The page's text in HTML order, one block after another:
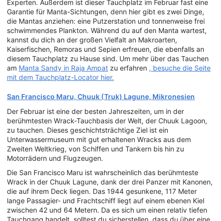
Experten. Außerdem ist dieser Tauchplatz im Februar fast eine
Garantie für Manta-Sichtungen, denn hier gibt es zwei Dinge,
die Mantas anziehen: eine Putzerstation und tonnenweise frei
schwimmendes Plankton. Während du auf den Manta wartest,
kannst du dich an der großen Vielfalt an Makroarten,
Kaiserfischen, Remoras und Sepien erfreuen, die ebenfalls an
diesem Tauchplatz zu Hause sind. Um mehr über das Tauchen
am Manta Sandy in Raja Ampat zu erfahren , besuche die Seite
mit dem Tauchplatz-Locator hier.
San Francisco Maru, Chuuk (Truk) Lagune, Mikronesien
Der Februar ist eine der besten Jahreszeiten, um in der
berühmtesten Wrack-Tauchbasis der Welt, der Chuuk Lagoon,
zu tauchen. Dieses geschichtsträchtige Ziel ist ein
Unterwassermuseum mit gut erhaltenen Wracks aus dem
Zweiten Weltkrieg, von Schiffen und Tankern bis hin zu
Motorrädern und Flugzeugen.
Die San Francisco Maru ist wahrscheinlich das berühmteste
Wrack in der Chuuk Lagune, dank der drei Panzer mit Kanonen,
die auf ihrem Deck liegen. Das 1944 gesunkene, 117 Meter
lange Passagier- und Frachtschiff liegt auf einem ebenen Kiel
zwischen 42 und 64 Metern. Da es sich um einen relativ tiefen
Tauchgang handelt, solltest du sicherstellen, dass du über eine